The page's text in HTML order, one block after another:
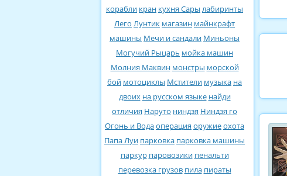
корабли кран кухня Сары лабиринты
Лего Лунтик магазин майнкрафт
машины Мечи и сандали Миньоны
Могучий Рыцарь мойка машин
Молния Маквин монстры морской
бой мотоциклы Мстители музыка на
двоих на русском языке найди
отличия Наруто ниндзя Ниндзя го
Огонь и Водаоперация оружиеохота
Папа Луи парковка парковка машины
паркур паровозики пенальти
перевозка грузов пила пираты